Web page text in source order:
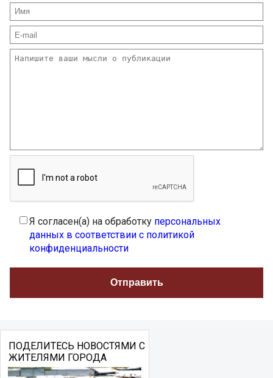
Я согласен(а) на обработку персональных
данных в соответствии с политикой
конфиденциальности
ПОДЕЛИТЕСЬ НОВОСТЯМИ С
ЖИТЕЛЯМИ ГОРОДА